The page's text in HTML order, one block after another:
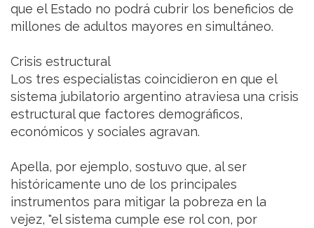
que el Estado no podrá cubrir los beneficios de
millones de adultos mayores en simultáneo.
Crisis estructural
Los tres especialistas coincidieron en que el
sistema jubilatorio argentino atraviesa una crisis
estructural que factores demográficos,
económicos y sociales agravan.
Apella, por ejemplo, sostuvo que, al ser
históricamente uno de los principales
instrumentos para mitigar la pobreza en la
vejez, "el sistema cumple ese rol con, por